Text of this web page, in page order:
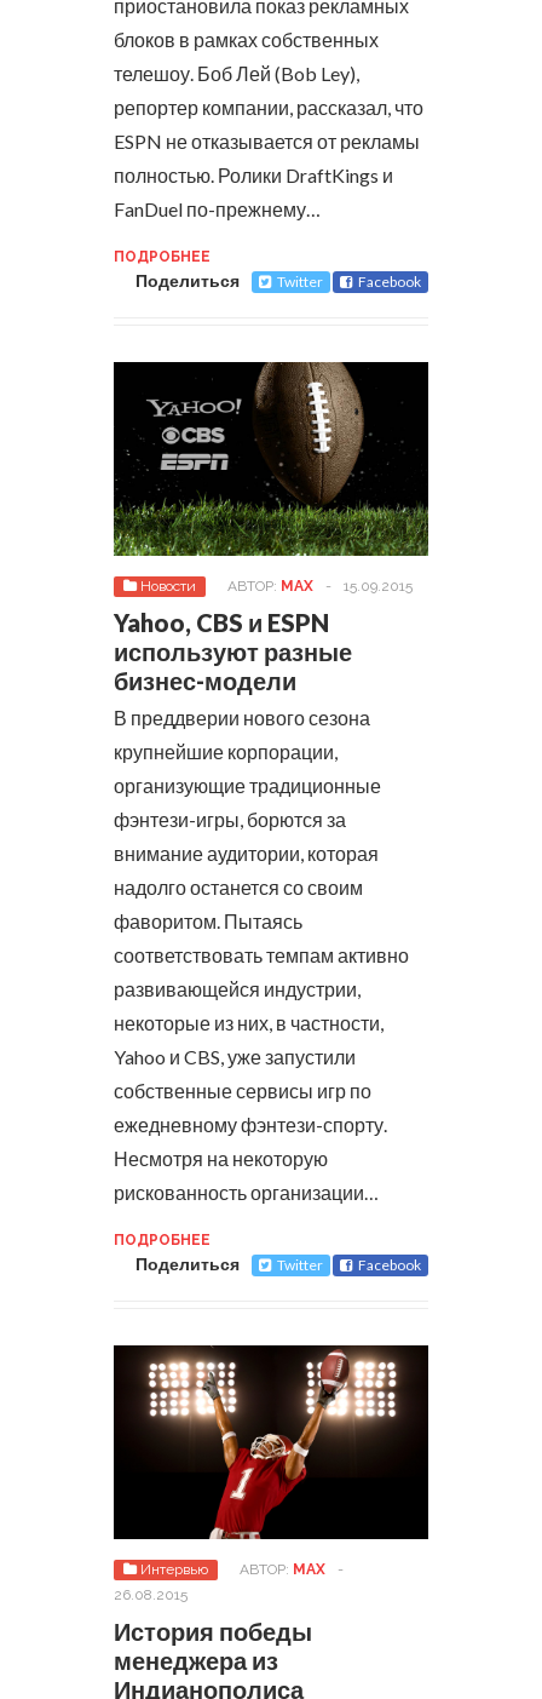
приостановила показ рекламных
блоков в рамках собственных
телешоу. Боб Лей (Bob Ley),
репортер компании, рассказал, что
ESPN не отказывается от рекламы
полностью. Ролики DraftKings и
FanDuel по-прежнему…
ПОДРОБНЕЕ
Поделиться Twitter Facebook
Новости АВТОР: MAX - 15.09.2015
Yahoo, CBS и ESPN
используют разные
бизнес-модели
В преддверии нового сезона
крупнейшие корпорации,
организующие традиционные
фэнтези-игры, борются за
внимание аудитории, которая
надолго останется со своим
фаворитом. Пытаясь
соответствовать темпам активно
развивающейся индустрии,
некоторые из них, в частности,
Yahoo и CBS, уже запустили
собственные сервисы игр по
ежедневному фэнтези-спорту.
Несмотря на некоторую
рискованность организации…
ПОДРОБНЕЕ
Поделиться Twitter Facebook
Интервью АВТОР: MAX
-
26.08.2015
История победы
менеджера из
Индианополиса